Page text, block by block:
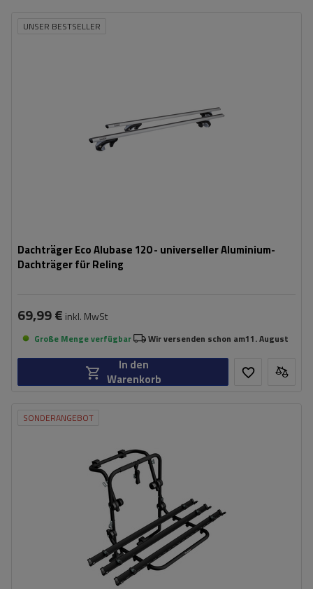
UNSER BESTSELLER
Dachträger Eco Alubase 120 - universeller Aluminium-
Dachträger für Reling
69,99 € inkl. MwSt
Große Menge verfügbar Wir versenden schon am11. August
In den
Warenkorb
SONDERANGEBOT
universelles Montagesystem
kompatibel mit allen Karosseriearten